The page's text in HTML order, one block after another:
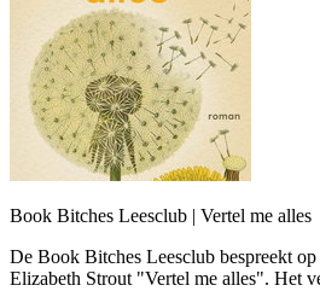
Book Bitches Leesclub | Vertel me alles
De Book Bitches Leesclub bespreekt
Elizabeth Strout "Vertel me alles". Het